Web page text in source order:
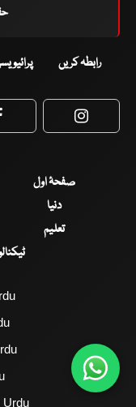
رابطہ کریں
صفحۂ اول
دنیا
تعلیم
Urdu